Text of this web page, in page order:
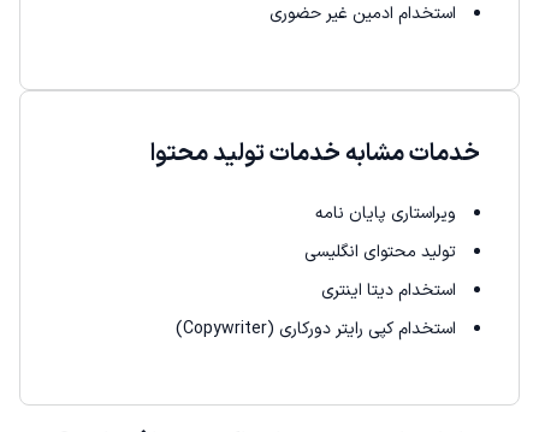
خدمات مشابه خدمات تولید محتوا
ویراستاری پایان نامه
تولید محتوای انگلیسی
استخدام دیتا اینتری
استخدام کپی رایتر دورکاری (Copywriter)
استخدام ادمین غیر حضوری